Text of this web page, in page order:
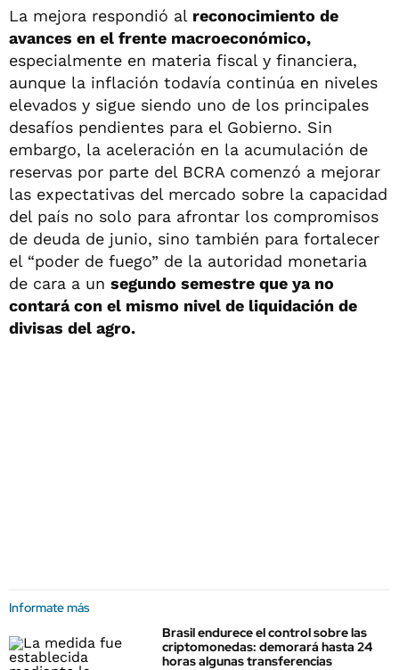
La mejora respondió al reconocimiento de
avances en el frente macroeconómico,
especialmente en materia fiscal y financiera,
aunque la inflación todavía continúa en niveles
elevados y sigue siendo uno de los principales
desafíos pendientes para el Gobierno. Sin
embargo, la aceleración en la acumulación de
reservas por parte del BCRA comenzó a mejorar
las expectativas del mercado sobre la capacidad
del país no solo para afrontar los compromisos
de deuda de junio, sino también para fortalecer
el “poder de fuego” de la autoridad monetaria
de cara a un segundo semestre que ya no
contará con el mismo nivel de liquidación de
divisas del agro.
Informate más
Brasil endurece el control sobre las
criptomonedas: demorará hasta 24
horas algunas transferencias